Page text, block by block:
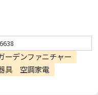
ーデンファニチャー
具 空調家電